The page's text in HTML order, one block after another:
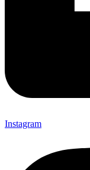
Instagram